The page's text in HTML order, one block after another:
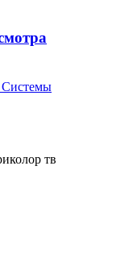
Системы
тв